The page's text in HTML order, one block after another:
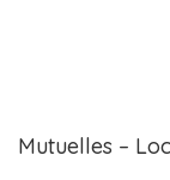
Mutuelles –